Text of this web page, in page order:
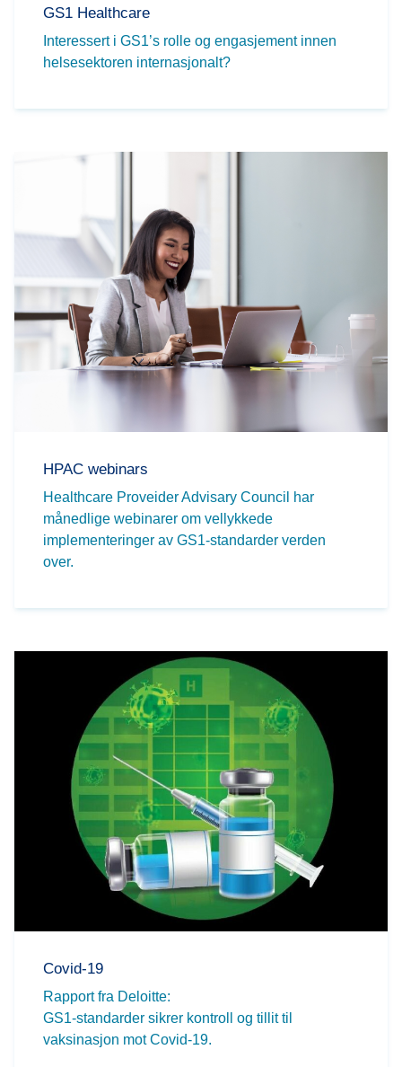
GS1 Healthcare
Interessert i GS1’s rolle og engasjement innen
helsesektoren internasjonalt?
HPAC webinars
Healthcare Proveider Advisary Council har
månedlige webinarer om vellykkede
implementeringer av GS1-standarder verden
over.
Covid-19
Rapport fra Deloitte:
GS1-standarder sikrer kontroll og tillit til
vaksinasjon mot Covid-19.